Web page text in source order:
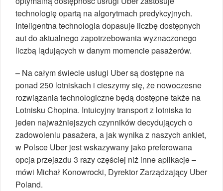
technologię opartą na algorytmach predykcyjnych.
Inteligentna technologia dopasuje liczbę dostępnych
aut do aktualnego zapotrzebowania wyznaczonego
liczbą lądujących w danym momencie pasażerów.
– Na całym świecie usługi Uber są dostępne na
ponad 250 lotniskach i cieszymy się, że nowoczesne
rozwiązania technologiczne będą dostępne także na
Lotnisku Chopina. Intuicyjny transport z lotniska to
jeden najważniejszych czynników decydujących o
zadowoleniu pasażera, a jak wynika z naszych ankiet,
w Polsce Uber jest wskazywany jako preferowana
opcja przejazdu 3 razy częściej niż inne aplikacje –
mówi Michał Konowrocki, Dyrektor Zarządzający Uber
Poland.